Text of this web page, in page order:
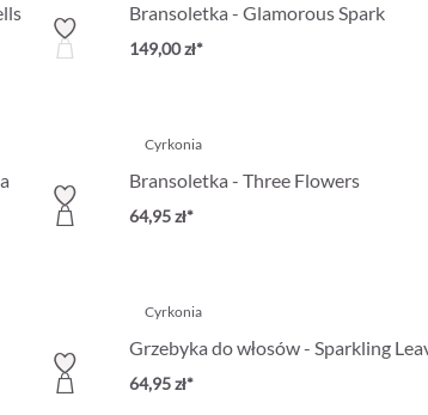
Bransoletka - Glamorous Spark
149,00 zł*
Cyrkonia
Bransoletka - Three Flowers
64,95 zł*
Cyrkonia
Grzebyka do włosów - Sparkling
64,95 zł*